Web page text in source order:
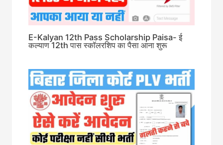
E-Kalyan 12th Pass Scholarship Paisa- ई
कल्याण 12th पास स्कॉलरशिप का पैसा आना शुरू